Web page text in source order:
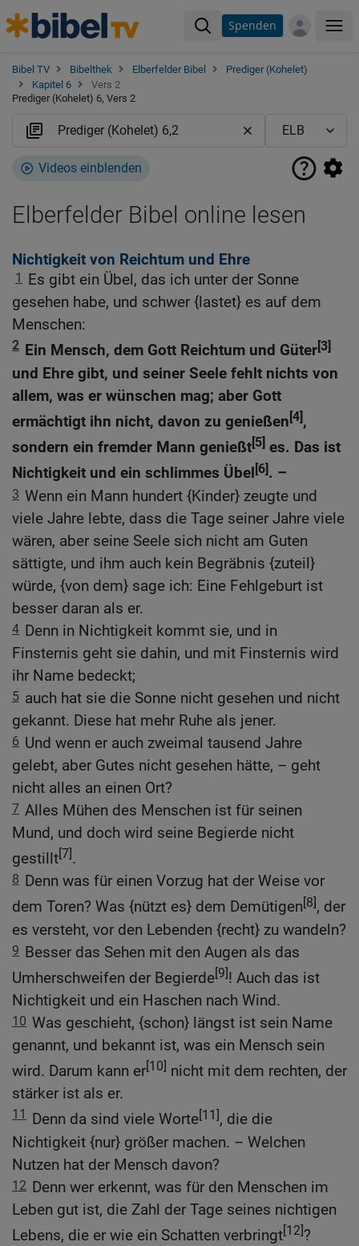
Spenden
Bibel TV Bibelthek Elberfelder Bibel
Prediger (Kohelet)
Kapitel 6
Vers 2
Prediger (Kohelet) 6, Vers 2
Videos einblenden
Elberfelder Bibel online lesen
Nichtigkeit von Reichtum und Ehre
1
Es gibt ein Übel, das ich unter der Sonne
gesehen habe, und schwer {lastet} es auf dem
Menschen:
2 Ein Mensch, dem Gott Reichtum und Güter[3]
und Ehre gibt, und seiner Seele fehlt nichts von
allem, was er wünschen mag; aber Gott
ermächtigt ihn nicht, davon zu genießen [4],
sondern ein fremder Mann genießt[5] es. Das ist
Nichtigkeit und ein schlimmes Übel [6]. –
3 Wenn ein Mann hundert {Kinder} zeugte und
viele Jahre lebte, dass die Tage seiner Jahre viele
wären, aber seine Seele sich nicht am Guten
sättigte, und ihm auch kein Begräbnis {zuteil}
würde, {von dem} sage ich: Eine Fehlgeburt ist
besser daran als er.
4 Denn in Nichtigkeit kommt sie, und in
Finsternis geht sie dahin, und mit Finsternis wird
ihr Name bedeckt;
5 auch hat sie die Sonne nicht gesehen und nicht
gekannt. Diese hat mehr Ruhe als jener.
6 Und wenn er auch zweimal tausend Jahre
gelebt, aber Gutes nicht gesehen hätte, – geht
nicht alles an einen Ort?
7 Alles Mühen des Menschen ist für seinen
Mund, und doch wird seine Begierde nicht
gestillt[7].
8 Denn was für einen Vorzug hat der Weise vor
dem Toren? Was {nützt es} dem Demütigen[8], der
es versteht, vor den Lebenden {recht} zu wandeln?
9 Besser das Sehen mit den Augen als das
Umherschweifen der Begierde[9]! Auch das ist
Nichtigkeit und ein Haschen nach Wind.
10 Was geschieht, {schon} längst ist sein Name
genannt, und bekannt ist, was ein Mensch sein
wird. Darum kann er[10] nicht mit dem rechten, der
stärker ist als er.
11 Denn da sind viele Worte[11], die die
Nichtigkeit {nur} größer machen. – Welchen
Nutzen hat der Mensch davon?
12 Denn wer erkennt, was für den Menschen im
Leben gut ist, die Zahl der Tage seines nichtigen
Lebens, die er wie ein Schatten verbringt[12]?